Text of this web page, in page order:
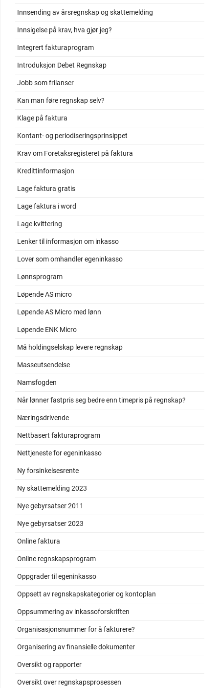
Innsending av årsregnskap og skattemelding
Innsigelse på krav, hva gjør jeg?
Integrert fakturaprogram
Introduksjon Debet Regnskap
Jobb som frilanser
Kan man føre regnskap selv?
Klage på faktura
Kontant- og periodiseringsprinsippet
Krav om Foretaksregisteret på faktura
Kredittinformasjon
Lage faktura gratis
Lage faktura i word
Lage kvittering
Lenker til informasjon om inkasso
Lover som omhandler egeninkasso
Lønnsprogram
Løpende AS micro
Løpende AS Micro med lønn
Løpende ENK Micro
Må holdingselskap levere regnskap
Masseutsendelse
Namsfogden
Når lønner fastpris seg bedre enn timepris på regnskap?
Næringsdrivende
Nettbasert fakturaprogram
Nettjeneste for egeninkasso
Ny forsinkelsesrente
Ny skattemelding 2023
Nye gebyrsatser 2011
Nye gebyrsatser 2023
Online faktura
Online regnskapsprogram
Oppgrader til egeninkasso
Oppsett av regnskapskategorier og kontoplan
Oppsummering av inkassoforskriften
Organisasjonsnummer for å fakturere?
Organisering av finansielle dokumenter
Oversikt og rapporter
Oversikt over regnskapsprosessen